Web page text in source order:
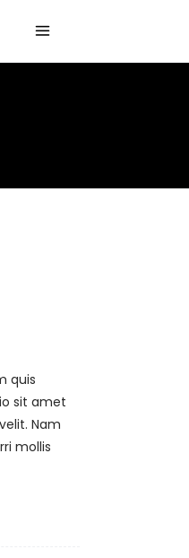
quis
sit amet
Nam
mollis